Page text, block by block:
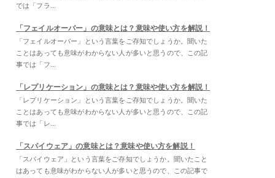
では「フラ...
「フェイルオーバー」の意味とは？意味や使い方を解説！
「フェイルオーバー」という言葉をご存知でしょうか。聞いた
ことはあっても意味がわからない人が多いと思うので、この記
事では「フ...
「レプリケーション」の意味とは？意味や使い方を解説！
「レプリケーション」という言葉をご存知でしょうか。聞いた
ことはあっても意味がわからない人が多いと思うので、この記
事では「レ...
「スパイウェア」の意味とは？意味や使い方を解説！
「スパイウェア」という言葉をご存知でしょうか。聞いたこと
はあっても意味がわからない人が多いと思うので、この記事で